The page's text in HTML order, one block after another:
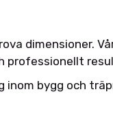
dimensioner.
professionellt
inom bygg och